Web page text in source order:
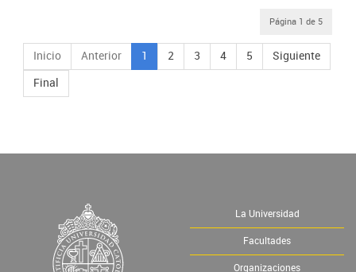
Página 1 de 5
Inicio Anterior 1 2 3 4 5
Siguiente
Final
La Universidad
Facultades
Organizaciones